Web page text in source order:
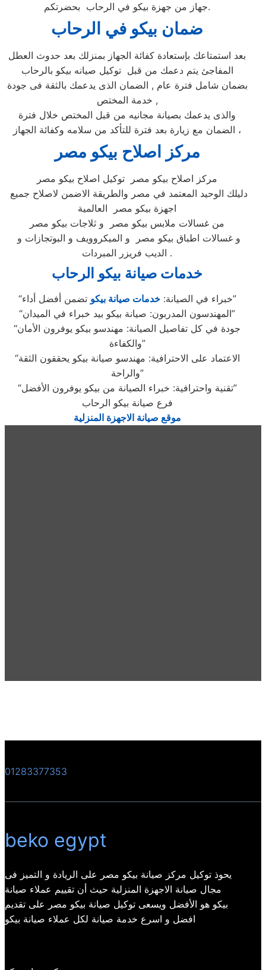
جهاز من جهزة بيكو في الرحاب بحضرتكم.
ضمان بيكو في الرحاب
بعد استمتاعك بإستعادة كفائة الجهاز بمنزلك بعد حدوث العطل
المفاجئ يتم دعمك من قبل توكيل صيانه بيكو بالرحاب
بضمان شامل فترة عام , الضمان الذى يدعمك بالثقة فى جودة
خدمة المختص ,
والذى يدعمك بصيانة مجانيه من قبل المختص خلال فترة
الضمان مع زيارة بعد فترة للتأكد من سلامه وكفائة الجهاز ،
مركز اصلاح بيكو مصر
مركز اصلاح بيكو مصر توكيل اصلاح بيكو مصر
اجهزة بيكو مصر العالمية
من غسالات ملابس بيكو مصر و ثلاجات بيكو مصر
الديب فريزر المبردات .
خدمات صيانة بيكو الرحاب
“خبراء في الصيانة:خدمات صيانة بيكو
تضمن أفضل أداء”
“المهندسون المدربون: صيانة بيكو بيد خبراء في الميدان”
“جودة في كل تفاصيل الصيانة: مهندسو بيكو يوفرون الأمان
والكفاءة”
“الاعتماد على الاحترافية: مهندسو صيانة بيكو يحققون الثقة
والراحة”
“تقنية واحترافية: خبراء الصيانة من بيكو يوفرون الأفضل”
فرع صيانة بيكو الرحاب
موقع صيانة الاجهزة المنزلية
01283377353
beko egypt
يحوذ توكيل مركز صيانة بيكو مصر على الريادة و التميز فى
مجال صيانة الاجهزة المنزلية حيث أن تقييم عملاء صيانة
بيكو هو الأفضل ويسعى توكيل صيانة بيكو مصر على تقديم
افضل و اسرع خدمة صيانة لكل عملاء صيانة بيكو